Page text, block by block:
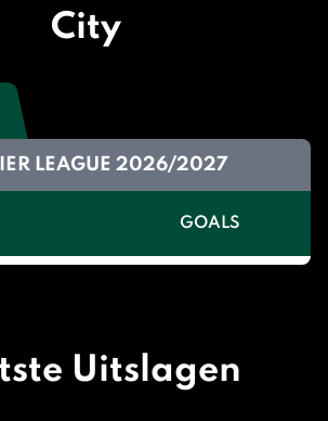
City
LEAGUE 2026/2027
GOALS
Uitslagen